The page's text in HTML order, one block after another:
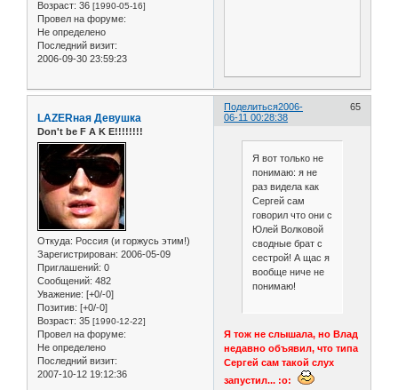
Возраст: 36 [1990-05-16]
Провел на форуме:
Не определено
Последний визит:
2006-09-30 23:59:23
Поделиться 65
2006-
06-11 00:28:38
LAZERная Девушка
Don't be F A K E!!!!!!!!
Откуда: Россия (и горжусь этим!)
Зарегистрирован: 2006-05-09
Приглашений: 0
Сообщений: 482
Уважение: [+0/-0]
Позитив: [+0/-0]
Возраст: 35 [1990-12-22]
Провел на форуме:
Не определено
Последний визит:
2007-10-12 19:12:36
Я вот только не
понимаю: я не
раз видела как
Сергей сам
говорил что они с
Юлей Волковой
сводные брат с
сестрой! А щас я
вообще ниче не
понимаю!
Я тож не слышала, но Влад
недавно объявил, что типа
Сергей сам такой слух
запустил... :o: